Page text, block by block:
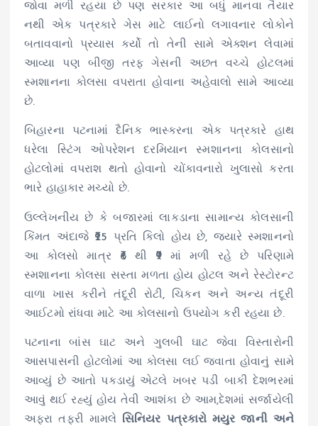
જોવા મળી રહયા છે પણ સરકાર આ બધું માનવા તૈયાર
નથી એક પત્રકારે ગેસ માટે લાઈનો લગાવનાર લોકોને
બતાવવાનો પ્રયાસ કર્યો તો તેની સામે એક્શન લેવામાં
આવ્યા પણ બીજી તરફ ગેસની અછત વચ્ચે હોટલમાં
સ્મશાનના કોલસા વપરાતા હોવાના અહેવાલો સામે આવ્યા
છે.
બિહારના પટનામાં દૈનિક ભાસ્કરના એક પત્રકારે હાથ
ધરેલા સ્ટિંગ ઓપરેશન દરમિયાન સ્મશાનના કોલસાનો
હોટલોમાં વપરાશ થતો હોવાનો ચોંકાવનારો ખુલાસો કરતા
ભારે હાહાકાર મચ્યો છે.
ઉલ્લેખનીય છે કે બજારમાં લાકડાના સામાન્ય કોલસાની
કિંમત અંદાજે ₹25 પ્રતિ કિલો હોય છે, જ્યારે સ્મશાનનો
આ કોલસો માત્ર ₹6 થી ₹9 માં મળી રહે છે પરિણામે
સ્મશાનના કોલસા સસ્તા મળતા હોય હોટલ અને રેસ્ટોરન્ટ
વાળા ખાસ કરીને તંદૂરી રોટી, ચિકન અને અન્ય તંદૂરી
આઈટમો રાંધવા માટે આ કોલસાનો ઉપયોગ કરી રહયા છે.
પટનાના બાંસ ઘાટ અને ગુલબી ઘાટ જેવા વિસ્તારોની
આસપાસની હોટલોમાં આ કોલસા લઈ જવાતા હોવાનું સામે
આવ્યું છે આતો પકડાયું એટલે ખબર પડી બાકી દેશભરમાં
આવું થઈ રહ્યું હોય તેવી આશંકા છે આમ,દેશમાં સર્જાયેલી
અફરા તફરી મામલે સિનિયર પત્રકારો મયુર જાની અને